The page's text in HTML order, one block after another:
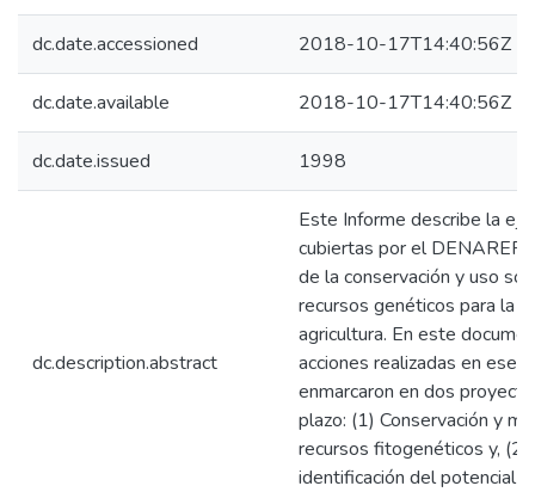
dc.date.accessioned 2018-10-17T14:40:56Z
dc.date.available 2018-10-17T14:40:56Z
dc.date.issued 1998
dc.description.abstract
Este Informe describe la
cubiertas por el DENAREF
de la conservación y uso
recursos genéticos para la
agricultura. En este
acciones realizadas en ese
enmarcaron en dos
plazo: (1) Conservación y
recursos fitogenéticos y,
identificación del potencial